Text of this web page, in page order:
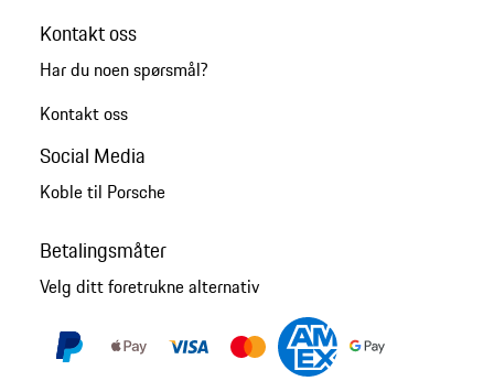
Kontakt oss
Har du noen spørsmål?
Kontakt oss
Social Media
Koble til Porsche
Betalingsmåter
Velg ditt foretrukne alternativ